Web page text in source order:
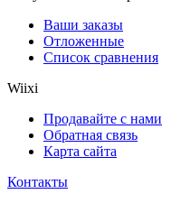
Ваши заказы
Отложенные
Список сравнения
Wiixi
Продавайте с нами
Обратная связь
Карта сайта
Контакты